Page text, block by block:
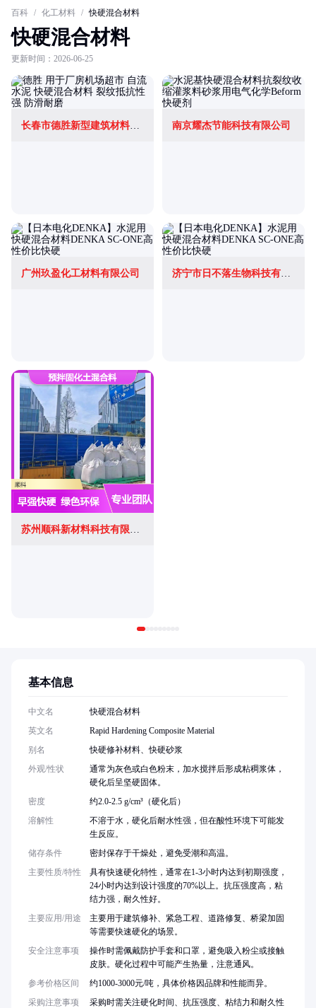
百科 / 化工材料 / 快硬混合材料
快硬混合材料
更新时间：2026-06-25
长春市德胜新型建筑材料有限公司 南京耀杰节能科技有限公司
广州玖盈化工材料有限公司
苏州顺科新材料科技有限公司
基本信息
中文名
快硬混合材料
英文名
Rapid Hardening Composite Material
别名
快硬修补材料、快硬砂浆
外观/性状
通常为灰色或白色粉末，加水搅拌后形成粘稠浆体，
硬化后呈坚硬固体。
密度
约2.0-2.5 g/cm³（硬化后）
溶解性
不溶于水，硬化后耐水性强，但在酸性环境下可能发
生反应。
储存条件
密封保存于干燥处，避免受潮和高温。
主要性质/特性
具有快速硬化特性，通常在1-3小时内达到初期强度，
24小时内达到设计强度的70%以上。抗压强度高，粘
结力强，耐久性好。
主要应用/用途
主要用于建筑修补、紧急工程、道路修复、桥梁加固
等需要快速硬化的场景。
安全注意事项
操作时需佩戴防护手套和口罩，避免吸入粉尘或接触
皮肤。硬化过程中可能产生热量，注意通风。
参考价格区间
约1000-3000元/吨，具体价格因品牌和性能而异。
采购注意事项
采购时需关注硬化时间、抗压强度、粘结力和耐久性